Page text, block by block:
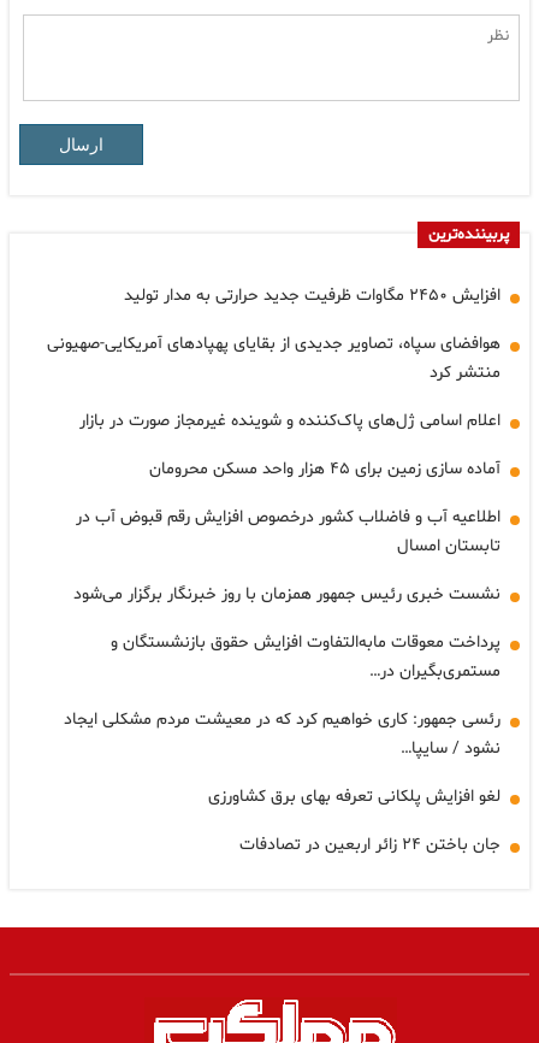
ارسال
پربیننده‌ترین
افزایش ۲۴۵۰ مگاوات ظرفیت جدید حرارتی به مدار تولید
هوافضای سپاه، تصاویر جدیدی از بقایای پهپادهای آمریکایی-صهیونی
منتشر کرد
اعلام اسامی ژل‌های پاک‌کننده و شوینده غیرمجاز صورت در بازار
آماده سازی زمین برای ۴۵ هزار واحد مسکن محرومان
اطلاعیه آب و فاضلاب کشور درخصوص افزایش رقم قبوض آب در
تابستان امسال
نشست خبری رئیس جمهور همزمان با روز خبرنگار برگزار می‌شود
پرداخت معوقات مابه‌التفاوت افزایش حقوق بازنشستگان و
مستمری‌بگیران در…
رئسی جمهور: کاری خواهیم کرد که در معیشت مردم مشکلی ایجاد
نشود / سایپا…
لغو افزایش پلکانی تعرفه بهای برق کشاورزی
جان باختن ۲۴ زائر اربعین در تصادفات